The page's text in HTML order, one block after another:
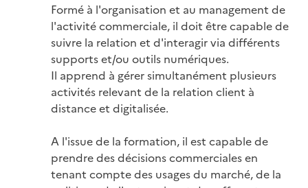
Formé à l'organisation et au management de
l'activité commerciale, il doit être capable de
suivre la relation et d'interagir via différents
supports et/ou outils numériques.
Il apprend à gérer simultanément plusieurs
activités relevant de la relation client à
distance et digitalisée.
A l'issue de la formation, il est capable de
prendre des décisions commerciales en
tenant compte des usages du marché, de la